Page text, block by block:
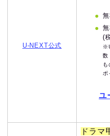
U-NEXT公式
(
数
ポ
ユ
ドラマ